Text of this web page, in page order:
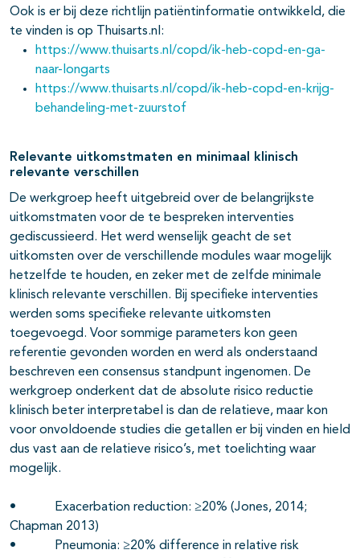
Ook is er bij deze richtlijn patiëntinformatie ontwikkeld, die
te vinden is op Thuisarts.nl:
https://www.thuisarts.nl/copd/ik-heb-copd-en-ga-
naar-longarts
https://www.thuisarts.nl/copd/ik-heb-copd-en-krijg-
behandeling-met-zuurstof
Relevante uitkomstmaten en minimaal klinisch
relevante verschillen
De werkgroep heeft uitgebreid over de belangrijkste
uitkomstmaten voor de te bespreken interventies
gediscussieerd. Het werd wenselijk geacht de set
uitkomsten over de verschillende modules waar mogelijk
hetzelfde te houden, en zeker met de zelfde minimale
klinisch relevante verschillen. Bij specifieke interventies
werden soms specifieke relevante uitkomsten
toegevoegd. Voor sommige parameters kon geen
referentie gevonden worden en werd als onderstaand
beschreven een consensus standpunt ingenomen. De
werkgroep onderkent dat de absolute risico reductie
klinisch beter interpretabel is dan de relatieve, maar kon
voor onvoldoende studies die getallen er bij vinden en hield
dus vast aan de relatieve risico’s, met toelichting waar
mogelijk.
• Exacerbation reduction: ≥20% (Jones, 2014;
Chapman 2013)
• Pneumonia: ≥20% difference in relative risk